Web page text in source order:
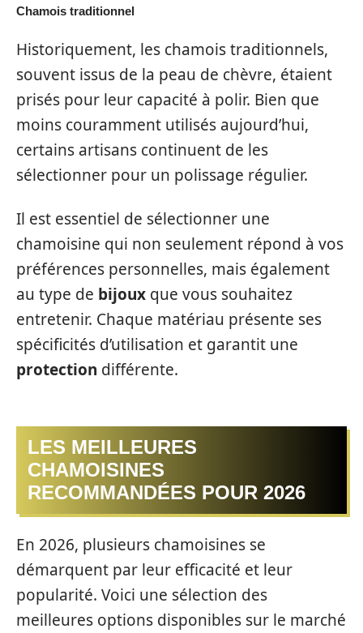
Chamois traditionnel
Historiquement, les chamois traditionnels,
souvent issus de la peau de chèvre, étaient
prisés pour leur capacité à polir. Bien que
moins couramment utilisés aujourd’hui,
certains artisans continuent de les
sélectionner pour un polissage régulier.
Il est essentiel de sélectionner une
chamoisine qui non seulement répond à vos
préférences personnelles, mais également
au type de bijoux que vous souhaitez
entretenir. Chaque matériau présente ses
spécificités d’utilisation et garantit une
protection différente.
LES MEILLEURES
CHAMOISINES
RECOMMANDÉES POUR 2026
En 2026, plusieurs chamoisines se
démarquent par leur efficacité et leur
popularité. Voici une sélection des
meilleures options disponibles sur le marché